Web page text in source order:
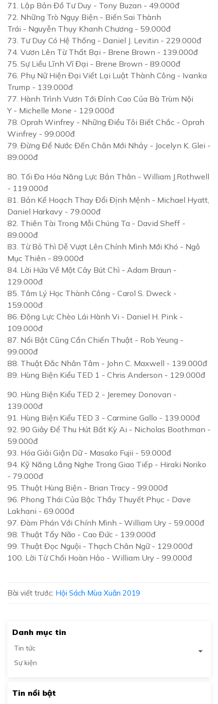
71. Lập Bản Đồ Tư Duy - Tony Buzan - 49.000đ
72. Những Trò Ngụy Biện - Biến Sai Thành
Trái - Nguyễn Thụy Khanh Chương - 59.000đ
73. Tư Duy Có Hệ Thống - Daniel J. Levitin - 229.000đ
74. Vươn Lên Từ Thất Bại - Brene Brown - 139.000đ
75. Sự Liều Lĩnh Vĩ Đại - Brene Brown - 89.000đ
76. Phụ Nữ Hiện Đại Viết Lại Luật Thành Công - Ivanka
Trump - 139.000đ
77. Hành Trình Vươn Tới Đỉnh Cao Của Bà Trùm Nội
Y - Michelle Mone - 129.000đ
78. Oprah Winfrey - Những Điều Tôi Biết Chắc - Oprah
Winfrey - 99.000đ
79. Đừng Để Nước Đến Chân Mới Nhảy - Jocelyn K. Glei -
89.000đ
80. Tối Đa Hóa Năng Lực Bản Thân - William J.Rothwell
- 119.000đ
81. Bản Kế Hoạch Thay Đổi Định Mệnh - Michael Hyatt,
Daniel Harkavy - 79.000đ
82. Thiên Tài Trong Mỗi Chúng Ta - David Sheff -
89.000đ
83. Từ Bỏ Thì Dễ Vượt Lên Chính Mình Mới Khó - Ngô
Mục Thiên - 89.000đ
84. Lời Hứa Về Một Cây Bút Chì - Adam Braun -
129.000đ
85. Tâm Lý Học Thành Công - Carol S. Dweck -
159.000đ
86. Động Lực Chèo Lái Hành Vi - Daniel H. Pink -
109.000đ
87. Nổi Bật Cũng Cần Chiến Thuật - Rob Yeung -
99.000đ
88. Thuật Đắc Nhân Tâm - John C. Maxwell - 139.000đ
89. Hùng Biện Kiểu TED 1 - Chris Anderson - 129.000đ
90. Hùng Biện Kiểu TED 2 - Jeremey Donovan -
139.000đ
91. Hùng Biện Kiểu TED 3 - Carmine Gallo - 139.000đ
92. 90 Giây Để Thu Hút Bất Kỳ Ai - Nicholas Boothman -
59.000đ
93. Hóa Giải Giận Dữ- Masako Fujii - 59.000đ
94. Kỹ Năng Lắng Nghe Trong Giao Tiếp - Hiraki Noriko
- 79.000đ
95. Thuật Hùng Biện - Brian Tracy - 99.000đ
96. Phong Thái Của Bậc Thầy Thuyết Phục - Dave
Lakhani - 69.000đ
97. Đàm Phán Với Chính Mình - William Ury - 59.000đ
98. Thuật Tẩy Não - Cao Đức - 139.000đ
99. Thuật Đọc Nguội - Thạch Chân Ngữ - 129.000đ
100. Lời Từ Chối Hoàn Hảo - William Ury - 99.000đ
Bài viết trước: Hội Sách Mùa Xuân 2019
Danh mục tin
Tin tức
Sự kiện
Tin nổi bật